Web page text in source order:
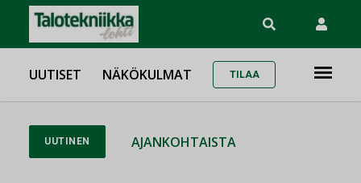
UUTISET NÄKÖKULMAT TILAA
UUTINEN AJANKOHTAISTA